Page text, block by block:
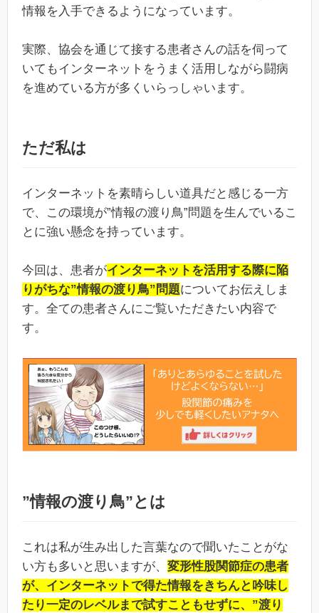
情報を入手できるようになっています。
実際、協会を通じて接する患者さんの話を伺って
いてもインターネットをうまく活用しながら闘病
を進めている方が多くいらっしゃいます。
ただ私は
インターネットを素晴らしい道具だと感じる一方
で、この環境が”情報の渡り鳥”問題を生んでいるこ
とに強い懸念を持っています。
今回は、患者がインターネットを活用する際に陥
りがちな”情報の渡り鳥”問題についてお伝えしま
す。全ての患者さんにご覧いただきたい内容で
す。
”情報の渡り鳥”とは
これは私が生み出した言葉なので聞いたことがな
い方も多いと思いますが、 変形性股関節症の患者
が、インターネットで得た情報をきちんと吟味し
たり一定のレベルまで試すこともせずに、”渡り